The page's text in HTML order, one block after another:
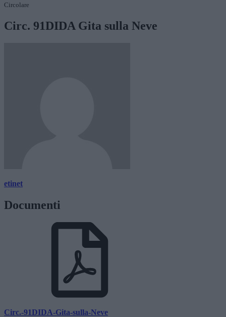
Circolare
Circ. 91DIDA Gita sulla Neve
etinet
Documenti
Circ.-91DIDA-Gita-sulla-Neve